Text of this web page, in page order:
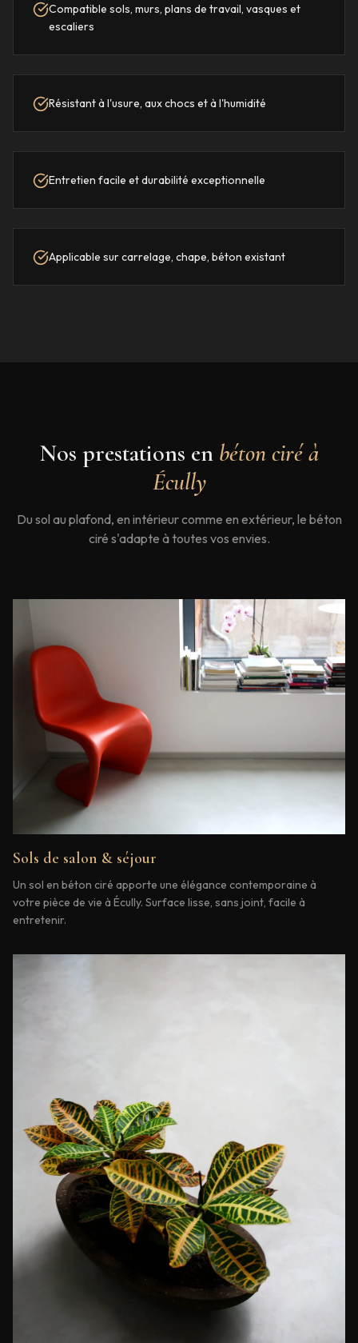
Compatible sols, murs, plans de travail, vasques et
escaliers
Résistant à l'usure, aux chocs et à l'humidité
Entretien facile et durabilité exceptionnelle
Applicable sur carrelage, chape, béton existant
Nos prestations en béton ciré à
Écully
Du sol au plafond, en intérieur comme en extérieur, le béton
ciré s'adapte à toutes vos envies.
Sols de salon & séjour
Un sol en béton ciré apporte une élégance contemporaine à
votre pièce de vie à Écully. Surface lisse, sans joint, facile à
entretenir.